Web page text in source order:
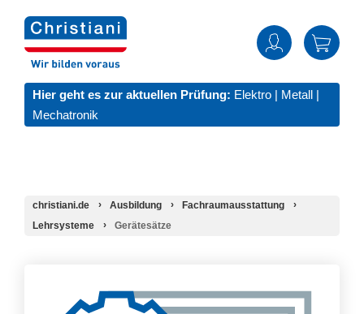
Hier geht es zur aktuellen Prüfung: Elektro | Metall |
Mechatronik
christiani.de Ausbildung
Fachraumausstattung
Lehrsysteme
Gerätesätze